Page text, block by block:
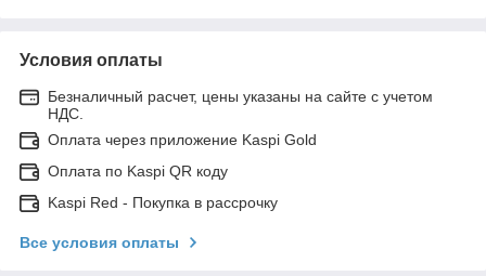
Условия оплаты
Безналичный расчет, цены указаны на сайте с учетом
НДС.
Оплата через приложение Kaspi Gold
Оплата по Kaspi QR коду
Kaspi Red - Покупка в рассрочку
Все условия оплаты